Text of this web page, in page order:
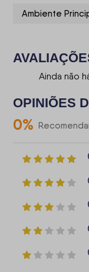
Ambiente
Ainda não
OPINIÕES
0%